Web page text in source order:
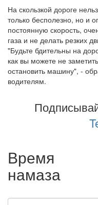
На скользкой дороге
только бесполезно, но и
постоянную скорость,
газа и не делать резких
"Будьте бдительны на
как вы можете не
остановить машину", -
водителям.
Время
намаза